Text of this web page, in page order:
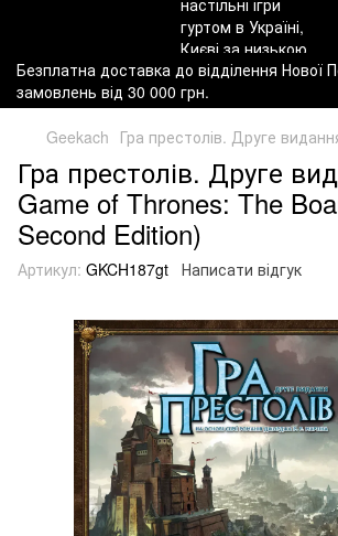
Безплатна доставка до відділення Нової
замовлень від 30 000 грн.
Geekach Гра престолів. Друге
Гра престолів. Друге
Game of Thrones: The
Second Edition)
Артикул: GKCH187gt Написати відгук